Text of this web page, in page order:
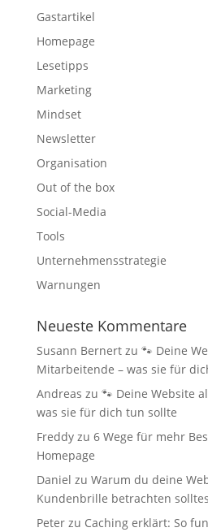
Gastartikel
Homepage
Lesetipps
Marketing
Mindset
Newsletter
Organisation
Out of the box
Social-Media
Tools
Unternehmensstrategie
Warnungen
Neueste Kommentare
Susann Bernertzu 🐾 Deine
Mitarbeitende – was sie für
Andreas zu 🐾 Deine Website
was sie für dich tun sollte
Freddyzu 6 Wege für mehr
Homepage
Daniel zu Warum du deine
Kundenbrille betrachten
Peterzu Caching erklärt: So